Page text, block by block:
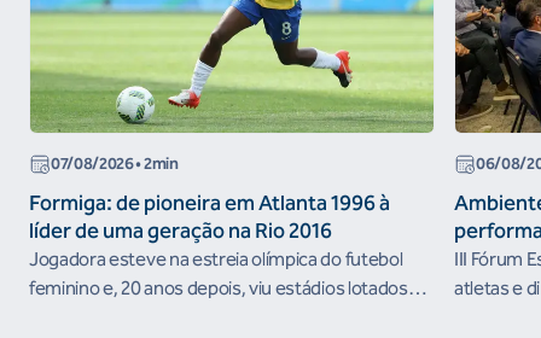
07/08/2026• 2min
Formiga: de pioneira em Atlanta 1996 à
líder de uma geração na Rio 2016
Jogadora esteve na estreia olímpica do futebol
feminino e, 20 anos depois, viu estádios lotados
06/08/
III Fórum
atletas e